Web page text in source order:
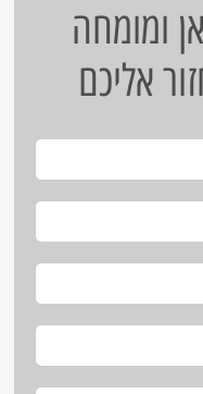
ומומחה
אליכם